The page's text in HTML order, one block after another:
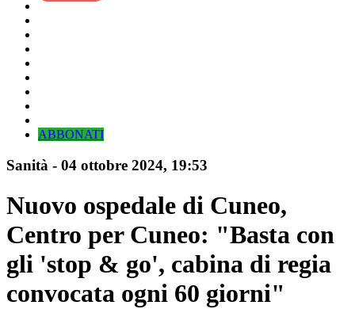
ABBONATI
Sanità - 04 ottobre 2024, 19:53
Nuovo ospedale di Cuneo,
Centro per Cuneo: "Basta con
gli 'stop & go', cabina di regia
convocata ogni 60 giorni"